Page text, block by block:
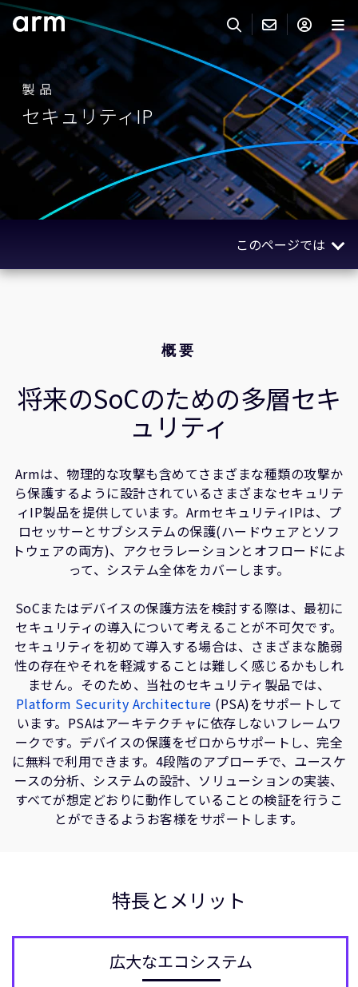
Skip to Main Content
Skip to Footer
サーチ
ARMのお問い合わせ
サポート
IP サポート
Keil Tools
販売
企業様向けFlexible Access
その他のお問い合わせ
研究連携
セキュリティ脆弱性の報告
グローバル本社
110 Fulbourn Road
Cambridge, UK
CB1 9NJ
Tel: + 44(1223) 400 400 [main reception]
Fax: + 44(1223) 400 410
全てのオフィスを見る
ARMアカウント
Armアカウント
ログインしてArmアカウントにアクセスする。
ログイン
製品
分野
パートナー
製品
セキュリティIP
このページでは
概要
概要
将来のSoCのための多層セキ
ュリティ
Armは、物理的な攻撃も含めてさまざまな種類の攻撃か
ら保護するように設計されているさまざまなセキュリテ
ィIP製品を提供しています。ArmセキュリティIPは、プ
ロセッサーとサブシステムの保護(ハードウェアとソフ
トウェアの両方)、アクセラレーションとオフロードによ
って、システム全体をカバーします。
SoCまたはデバイスの保護方法を検討する際は、最初に
セキュリティの導入について考えることが不可欠です。
セキュリティを初めて導入する場合は、さまざまな脆弱
性の存在やそれを軽減することは難しく感じるかもしれ
ません。そのため、当社のセキュリティ製品では、
Platform Security Architecture (PSA)をサポートして
います。PSAはアーキテクチャに依存しないフレームワ
ークです。デバイスの保護をゼロからサポートし、完全
に無料で利用できます。4段階のアプローチで、ユースケ
ースの分析、システムの設計、ソリューションの実装、
すべてが想定どおりに動作していることの検証を行うこ
とができるようお客様をサポートします。
特長とメリット
広大なエコシステム